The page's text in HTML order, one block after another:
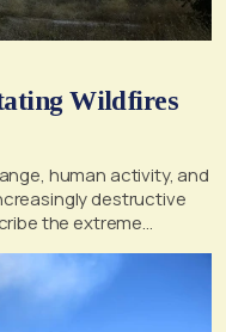
Wildfires
human activity, and
destructive
the extreme